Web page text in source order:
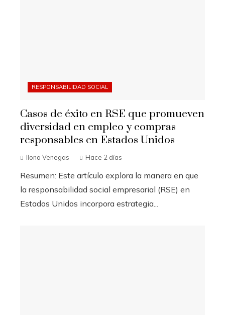
RESPONSABILIDAD SOCIAL
Casos de éxito en RSE que promueven
diversidad en empleo y compras
responsables en Estados Unidos
Ilona Venegas Hace 2 días
Resumen: Este artículo explora la manera en que
la responsabilidad social empresarial (RSE) en
Estados Unidos incorpora estrategia...